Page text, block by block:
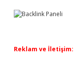
Reklam ve İletişim: